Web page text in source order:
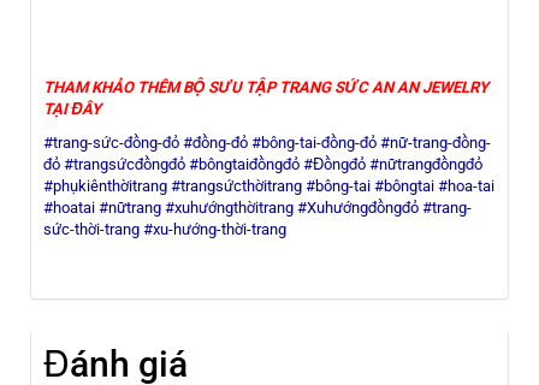
THAM KHẢO THÊM BỘ SƯU TẬP TRANG SỨC AN AN JEWELRY
TẠI ĐÂY
#trang-sức-đồng-đỏ #đồng-đỏ #bông-tai-đồng-đỏ #nữ-trang-đồng-
đỏ #trangsứcđồngđỏ #bôngtaiđồngđỏ #Đồngđỏ #nữtrangđồngđỏ
#phụkiênthờitrang #trangsứcthờitrang #bông-tai #bôngtai #hoa-tai
#hoatai #nữtrang #xuhướngthờitrang #Xuhướngđồngđỏ #trang-
sức-thời-trang #xu-hướng-thời-trang
Đánh giá